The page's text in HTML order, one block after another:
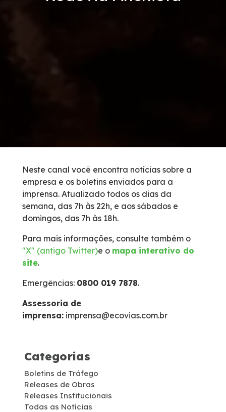
Telefones de Emergência
Cargas Especiais
Faixa de Domínio
Carta ao Usuário
Sustentabilidade
Projetos Socioambientais
Neste canal você encontra notícias sobre a
empresa e os boletins enviados para a
imprensa. Atualizado todos os dias da
semana, das 7h às 22h, e aos sábados e
domingos, das 7h às 18h.
Para mais informações, consulte também o
"X" (antigo Twitter)e o mapa interativo do
site.
Emergências: 0800 019 7878.
Assessoria de
imprensa: imprensa@ecovias.com.br
Categorias
Boletins de Tráfego
Releases de Obras
Releases Institucionais
Todas as Notícias